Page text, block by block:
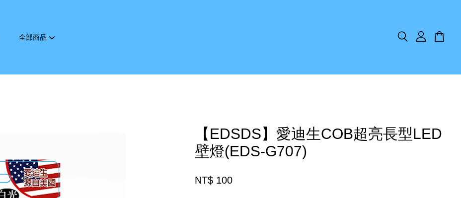
全部商品
【EDSDS】愛迪生COB超亮長型LED
壁燈(EDS-G707)
NT$ 100